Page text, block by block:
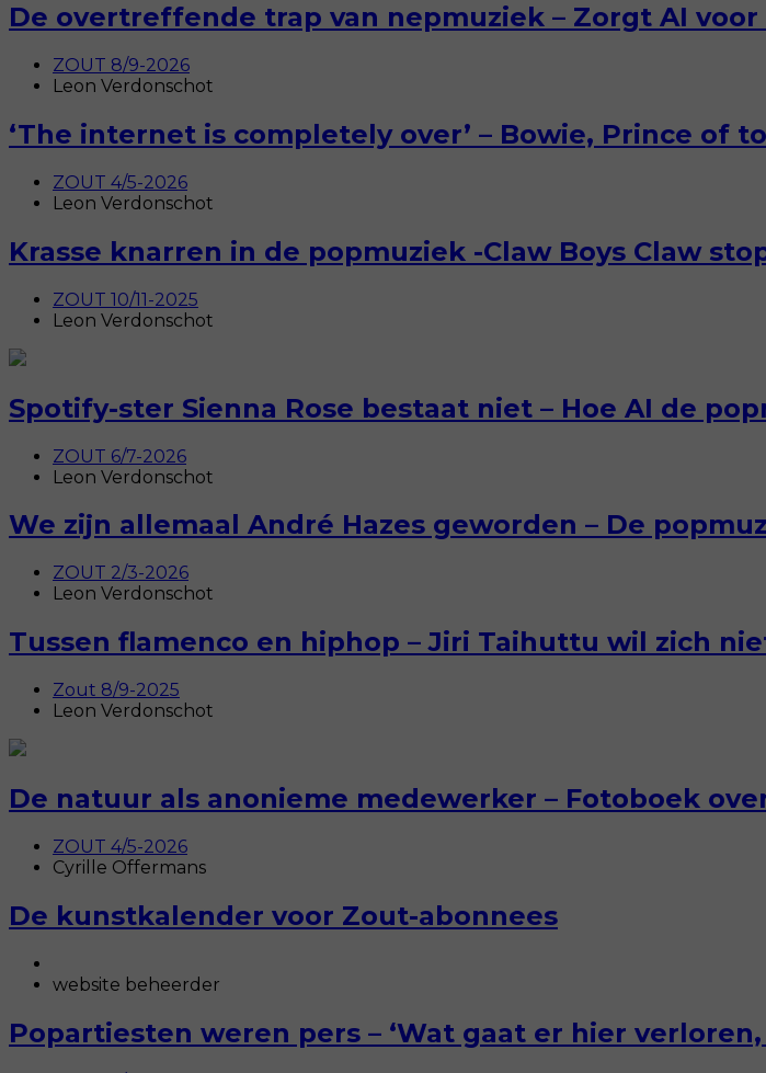
De overtreffende trap van nepmuziek – Zorgt AI
ZOUT 8/9-2026
Leon Verdonschot
‘The internet is completely over’ – Bowie, Prince of
ZOUT 4/5-2026
Leon Verdonschot
Krasse knarren in de popmuziek -Claw Boys Claw
ZOUT 10/11-2025
Leon Verdonschot
Spotify-ster Sienna Rose bestaat niet – Hoe AI de
ZOUT 6/7-2026
Leon Verdonschot
We zijn allemaal André Hazes geworden – De
ZOUT 2/3-2026
Leon Verdonschot
Tussen flamenco en hiphop – Jiri Taihuttu wil zich
Zout 8/9-2025
Leon Verdonschot
De natuur als anonieme medewerker – Fotoboek
ZOUT 4/5-2026
Cyrille Offermans
De kunstkalender voor Zout-abonnees
website beheerder
Popartiesten weren pers – ‘Wat gaat er hier